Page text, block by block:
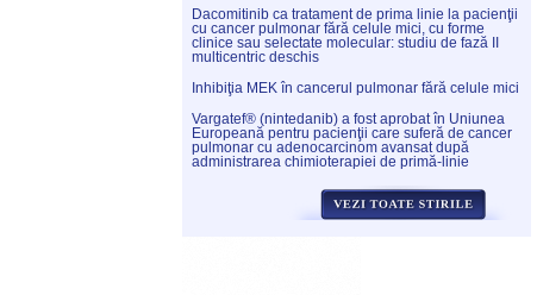
Dacomitinib ca tratament de prima linie la pacienţii
cu cancer pulmonar fără celule mici, cu forme
clinice sau selectate molecular: studiu de fază II
multicentric deschis
Inhibiţia MEK în cancerul pulmonar fără celule mici
Vargatef® (nintedanib) a fost aprobat în Uniunea
Europeană pentru pacienţii care suferă de cancer
pulmonar cu adenocarcinom avansat după
administrarea chimioterapiei de primă-linie